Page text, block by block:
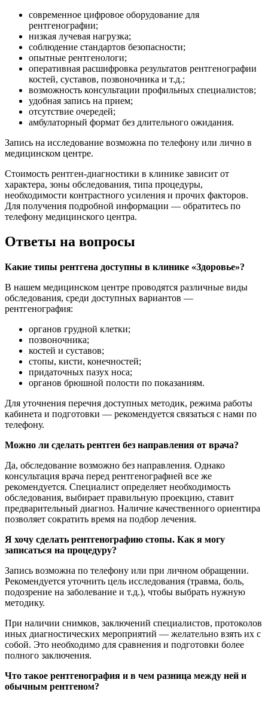
современное цифровое оборудование для
рентгенографии;
низкая лучевая нагрузка;
соблюдение стандартов безопасности;
опытные рентгенологи;
оперативная расшифровка результатов рентгенографии
костей, суставов, позвоночника и т.д.;
возможность консультации профильных специалистов;
удобная запись на прием;
отсутствие очередей;
амбулаторный формат без длительного ожидания.
Запись на исследование возможна по телефону или лично в
медицинском центре.
Стоимость рентген-диагностики в клинике зависит от
характера, зоны обследования, типа процедуры,
необходимости контрастного усиления и прочих факторов.
Для получения подробной информации — обратитесь по
телефону медицинского центра.
Ответы на вопросы
Какие типы рентгена доступны в клинике «Здоровье»?
В нашем медицинском центре проводятся различные виды
обследования, среди доступных вариантов —
рентгенография:
органов грудной клетки;
позвоночника;
костей и суставов;
стопы, кисти, конечностей;
придаточных пазух носа;
органов брюшной полости по показаниям.
Для уточнения перечня доступных методик, режима работы
кабинета и подготовки — рекомендуется связаться с нами по
телефону.
Можно ли сделать рентген без направления от врача?
Да, обследование возможно без направления. Однако
консультация врача перед рентгенографией все же
рекомендуется. Специалист определяет необходимость
обследования, выбирает правильную проекцию, ставит
предварительный диагноз. Наличие качественного ориентира
позволяет сократить время на подбор лечения.
Я хочу сделать рентгенографию стопы. Как я могу
записаться на процедуру?
Запись возможна по телефону или при личном обращении.
Рекомендуется уточнить цель исследования (травма, боль,
подозрение на заболевание и т.д.), чтобы выбрать нужную
методику.
При наличии снимков, заключений специалистов, протоколов
иных диагностических мероприятий — желательно взять их с
собой. Это необходимо для сравнения и подготовки более
полного заключения.
Что такое рентгенография и в чем разница между ней и
обычным рентгеном?